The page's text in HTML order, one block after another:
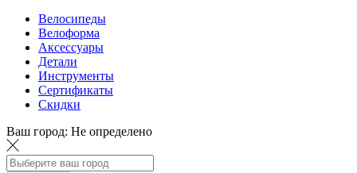
Велосипеды
Велоформа
Аксессуары
Детали
Инструменты
Сертификаты
Скидки
Ваш город: Не определено